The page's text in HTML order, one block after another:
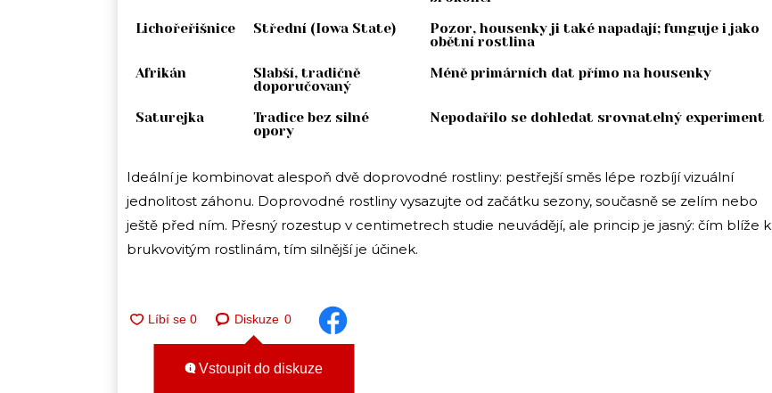
Lichořeřišnice
Střední (Iowa State)
Pozor, housenky ji také napadají; funguje i jako
obětní rostlina
Afrikán
Slabší, tradičně
doporučovaný
Méně primárních dat přímo na housenky
Saturejka
Tradice bez silné
opory
Nepodařilo se dohledat srovnatelný experiment
Ideální je kombinovat alespoň dvě doprovodné rostliny: pestřejší směs lépe rozbíjí vizuální
jednolitost záhonu. Doprovodné rostliny vysazujte od začátku sezony, současně se zelím nebo
ještě před ním. Přesný rozestup v centimetrech studie neuvádějí, ale princip je jasný: čím blíže k
brukvovitým rostlinám, tím silnější je účinek.
Diskuze 0
Vstoupit do diskuze